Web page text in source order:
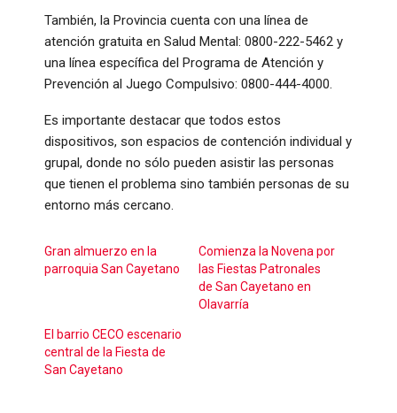
También, la Provincia cuenta con una línea de
atención gratuita en Salud Mental: 0800-222-5462 y
una línea específica del Programa de Atención y
Prevención al Juego Compulsivo: 0800-444-4000.
Es importante destacar que todos estos
dispositivos, son espacios de contención individual y
grupal, donde no sólo pueden asistir las personas
que tienen el problema sino también personas de su
entorno más cercano.
Gran almuerzo en la
parroquia San Cayetano
Comienza la Novena por
las Fiestas Patronales
de San Cayetano en
Olavarría
El barrio CECO escenario
central de la Fiesta de
San Cayetano